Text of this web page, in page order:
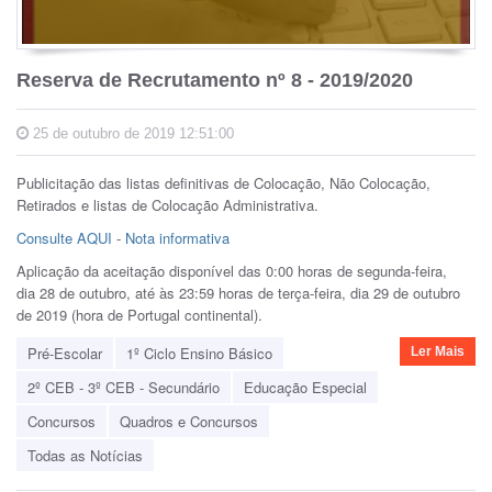
Reserva de Recrutamento nº 8 - 2019/2020
25 de outubro de 2019 12:51:00
Publicitação das listas definitivas de Colocação, Não Colocação,
Retirados e listas de Colocação Administrativa.
Consulte AQUI - Nota informativa
Aplicação da aceitação disponível das 0:00 horas de segunda-feira,
dia 28 de outubro, até às 23:59 horas de terça-feira, dia 29 de outubro
de 2019 (hora de Portugal continental).
Pré-Escolar
1º Ciclo Ensino Básico
2º CEB - 3º CEB - Secundário
Educação Especial
Concursos
Quadros e Concursos
Todas as Notícias
Ler Mais